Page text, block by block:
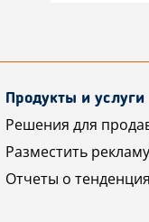
Продукты и услуги
Решения для
Разместить рекламу
Отчеты о